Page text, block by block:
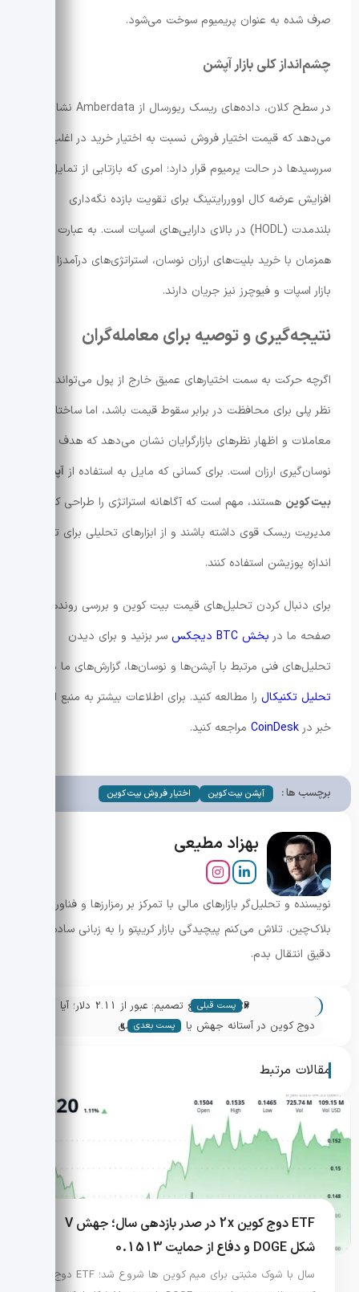
صرف شده به عنوان پریمیوم سوخت می‌شود.
چشم‌انداز کلی بازار آپشن
در سطح کلان، داده‌های ریسک ریورسال از Amberdata نشان
می‌دهد که قیمت اختیار فروش نسبت به اختیار خرید در اغلب
سررسیدها در حالت پرمیوم قرار دارد؛ امری که بازتابی از تمایل به
افزایش عرضه کال اووررایتینگ برای تقویت بازده نگه‌داری
بلندمدت (HODL) در بالای دارایی‌های اسپات است. به عبارت دیگر،
همزمان با خرید بلیت‌های ارزان نوسان، استراتژی‌های درآمدزا در
بازار اسپات و فیوچرز نیز جریان دارند.
نتیجه‌گیری و توصیه برای معامله‌گران
اگرچه حرکت به سمت اختیارهای عمیق خارج از پول می‌تواند به‌
نظر پلی برای محافظت در برابر سقوط قیمت باشد، اما ساختار
معاملات و اظهار نظرهای بازارگرایان نشان می‌دهد که هدف اصلی
نوسان‌گیری ارزان است. برای کسانی که مایل به استفاده از آپشن
بیت کوین هستند، مهم است که آگاهانه استراتژی را طراحی کنند،
مدیریت ریسک قوی داشته باشند و از ابزارهای تحلیلی برای تعیین
اندازه پوزیشن استفاده کنند.
برای دنبال کردن تحلیل‌های قیمت بیت کوین و بررسی روندها به
صفحه ما در بخش BTC دیجکس
سر بزنید و برای دیدن
تحلیل‌های فنی مرتبط با آپشن‌ها و نوسان‌ها، گزارش‌های ما در
تحلیل تکنیکال را مطالعه کنید. برای اطلاعات بیشتر به منبع اصلی
خبر در CoinDesk مراجعه کنید.
برچسب ها : آپشن بیت کوین اختیار فروش بیت کوین
بهزاد مطیعی
نویسنده و تحلیل‌گر بازارهای مالی با تمرکز بر رمزارزها و فناوری
بلاک‌چین. تلاش می‌کنم پیچیدگی بازار کریپتو را به زبانی ساده و
دقیق انتقال بدم.
« پست قبلی
XRP در تقاطع تصمیم: عبور از 2.11 دلار؛ آیا
موج صعودی آغاز می‌شود؟
دوج کوین در آستانه جهش یا سقوط؟ بررسی
پست بعدی »
مقالات مرتبط
ETF دوج کوین 2x در صدر بازدهی سال؛ جهش V
شکل DOGE و دفاع از حمایت 0.1513
سال با شوک مثبتی برای میم کوین ها شروع شد؛ ETF دوج